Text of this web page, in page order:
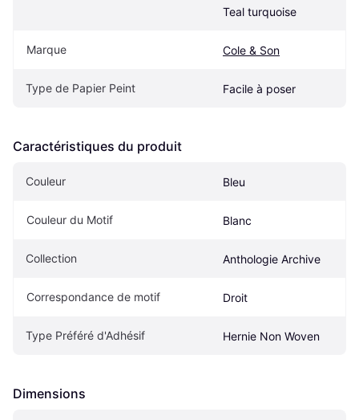
Teal turquoise
Marque Cole & Son
Type de Papier Peint Facile à poser
Caractéristiques du produit
Couleur Bleu
Couleur du Motif Blanc
Collection Anthologie Archive
Correspondance de motif Droit
Type Préféré d'Adhésif Hernie Non Woven
Dimensions